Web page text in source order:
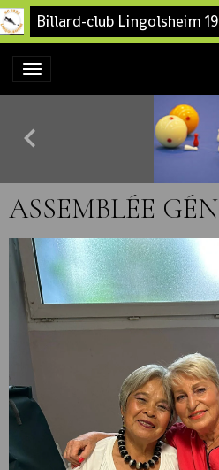
Billard-club Lingolsheim
ASSEMBLÉE